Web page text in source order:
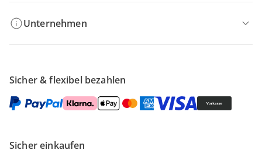
Unternehmen
Sicher & flexibel bezahlen
Sicher einkaufen